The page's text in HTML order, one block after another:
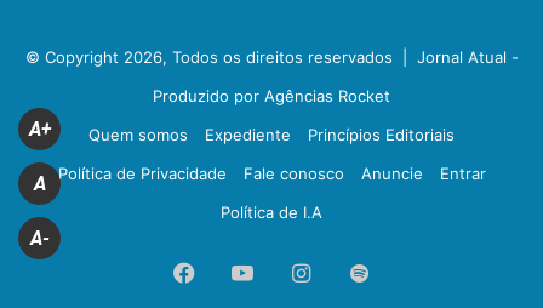
© Copyright 2026, Todos os direitos reservados | Jornal Atual -
Produzido por Agências Rocket
Quem somos
Expediente
Princípios Editoriais
Política de Privacidade
Fale conosco Anuncie
Entrar
Política de I.A
FacebookYouTubeInstagram
Spotify
A+
A
A-